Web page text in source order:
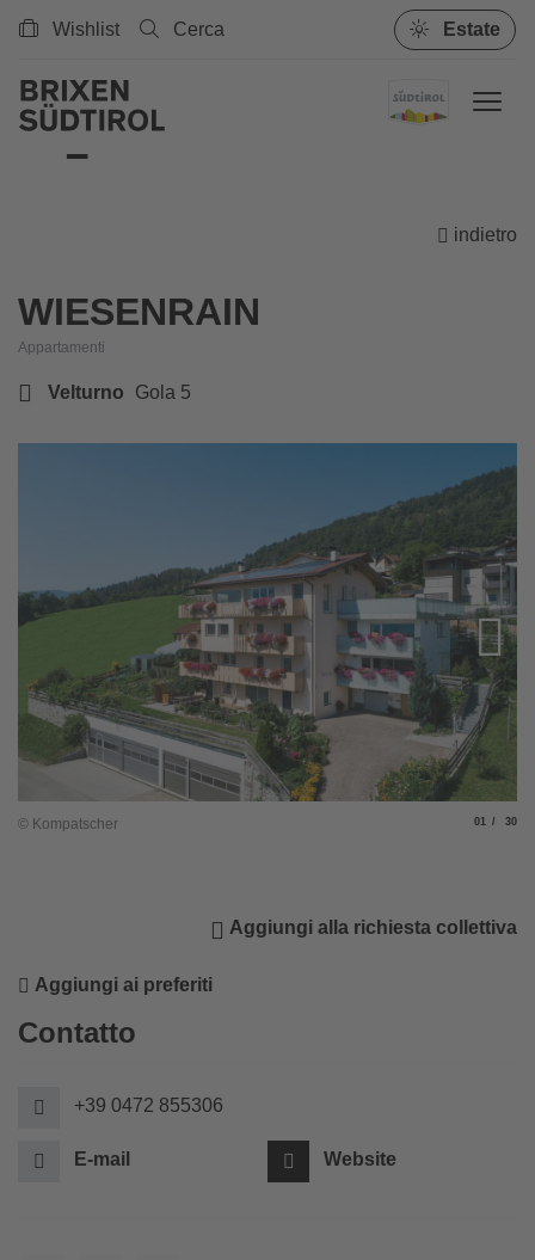
Wishlist Cerca Estate
indietro
WIESENRAIN
Appartamenti
Velturno Gola 5
© Kompatscher Slide
01 di
30
Aggiungi alla richiesta collettiva
Aggiungi ai preferiti
Contatto
+39 0472 855306
E-mail Website